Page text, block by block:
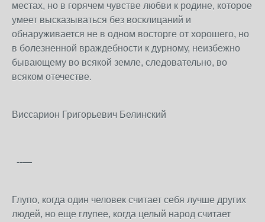
местах, но в горячем чувстве любви к родине, которое
умеет высказываться без восклицаний и
обнаруживается не в одном восторге от хорошего, но
в болезненной враждебности к дурному, неизбежно
бывающему во всякой земле, следовательно, во
всяком отечестве.
Виссарион Григорьевич Белинский
--—
Глупо, когда один человек считает себя лучше других
людей, но еще глупее, когда целый народ считает